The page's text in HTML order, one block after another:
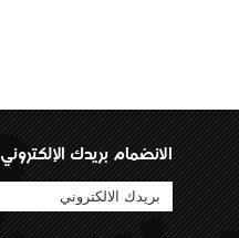
الانضمام بريدك الإلكتروني